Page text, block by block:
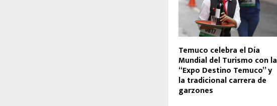
Temuco celebra el Día
Mundial del Turismo con la
“Expo Destino Temuco” y
la tradicional carrera de
garzones